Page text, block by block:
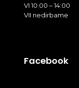
VI 10:00 – 14:00
VII nedirbame
Facebook